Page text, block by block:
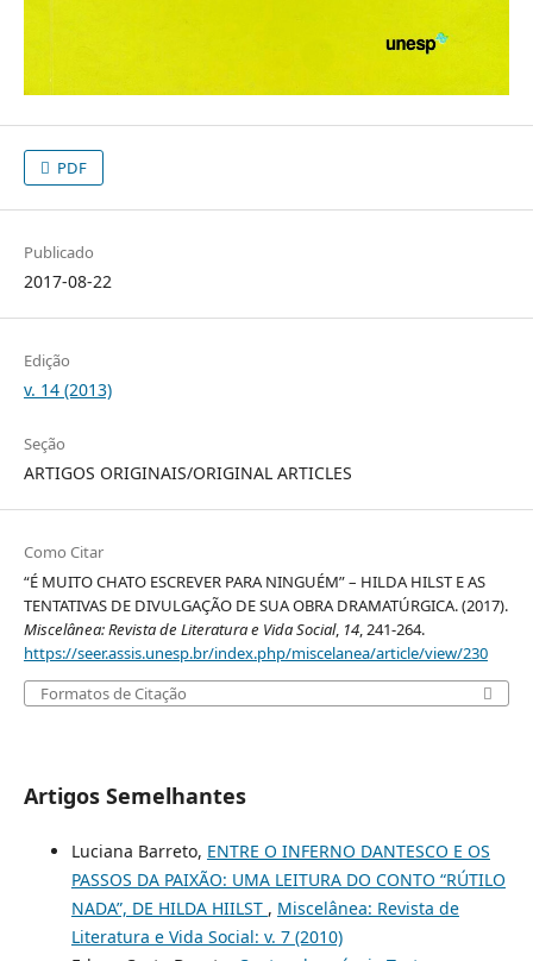
PDF
Publicado
2017-08-22
Edição
v. 14 (2013)
Seção
ARTIGOS ORIGINAIS/ORIGINAL ARTICLES
Como Citar
“É MUITO CHATO ESCREVER PARA NINGUÉM” – HILDA HILST E AS
TENTATIVAS DE DIVULGAÇÃO DE SUA OBRA DRAMATÚRGICA. (2017).
Miscelânea: Revista de Literatura e Vida Social, 14, 241-264.
https://seer.assis.unesp.br/index.php/miscelanea/article/view/230
Formatos de Citação
Artigos Semelhantes
Luciana Barreto, ENTRE O INFERNO DANTESCO E OS
PASSOS DA PAIXÃO: UMA LEITURA DO CONTO “RÚTILO
NADA”, DE HILDA HIILST , Miscelânea: Revista de
Literatura e Vida Social: v. 7 (2010)